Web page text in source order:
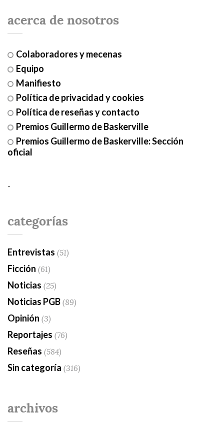
acerca de nosotros
Colaboradores y mecenas
Equipo
Manifiesto
Política de privacidad y cookies
Política de reseñas y contacto
Premios Guillermo de Baskerville
Premios Guillermo de Baskerville: Sección
oficial
-
categorías
Entrevistas (51)
Ficción (61)
Noticias (25)
Noticias PGB(89)
Opinión (3)
Reportajes (76)
Reseñas (584)
Sin categoría (316)
archivos